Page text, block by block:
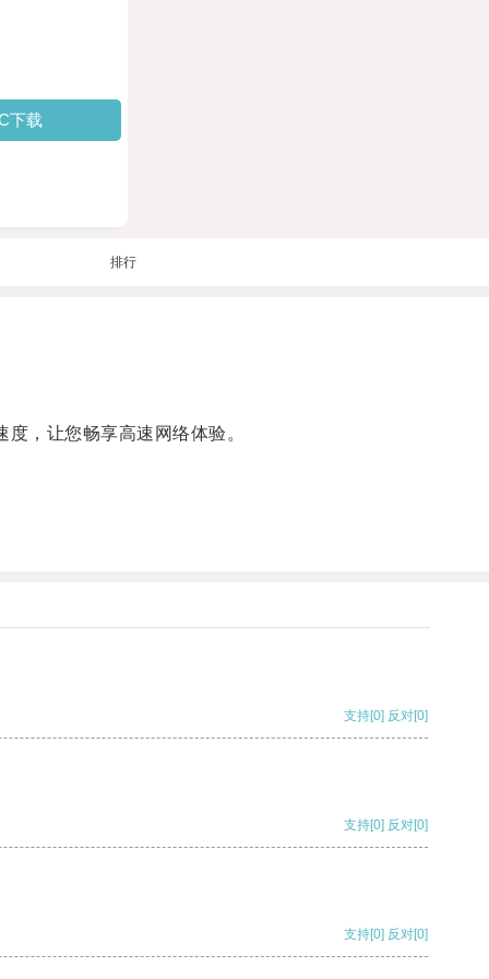
下载
排行
，让您畅享高速网络体验。
支持[0] 反对[0]
支持[0] 反对[0]
支持[0] 反对[0]